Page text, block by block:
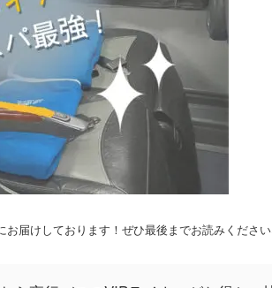
届けしております！ぜひ最後までお読みくださ